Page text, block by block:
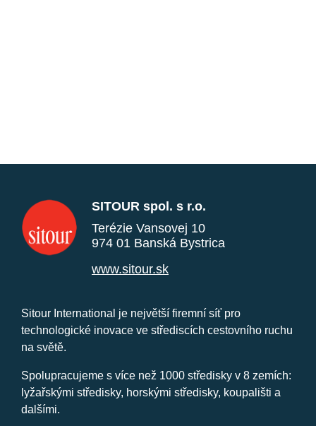
SITOUR spol. s r.o.
Terézie Vansovej 10
974 01 Banská Bystrica
www.sitour.sk
Sitour International je největší firemní síť pro
technologické inovace ve střediscích cestovního ruchu
na světě.
Spolupracujeme s více než 1000 středisky v 8 zemích:
lyžařskými středisky, horskými středisky, koupališti a
dalšími.